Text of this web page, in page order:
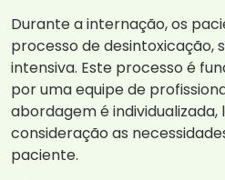
Durante a internação, os
processo de desintoxicação,
intensiva. Este processo é
por uma equipe de
abordagem é individualizada,
consideração as
paciente.